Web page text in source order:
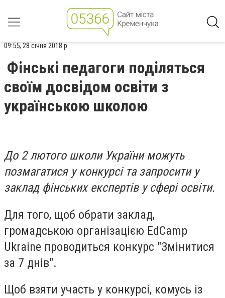
09:55, 28 січня 2018 р.
Фінські педагоги поділяться
своїм досвідом освіти з
українською школою
До 2 лютого школи України можуть
позмагатися у конкурсі та запросити у
заклад фінських експертів у сфері освіти.
Для того, щоб обрати заклад,
громадською організацією EdCamp
Ukraine проводиться конкурс "Змінитися
за 7 днів".
Щоб взяти участь у конкурсі, комусь із